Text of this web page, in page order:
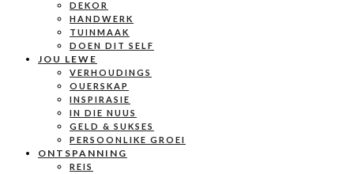
DEKOR
HANDWERK
TUINMAAK
DOEN DIT SELF
JOU LEWE
VERHOUDINGS
OUERSKAP
INSPIRASIE
IN DIE NUUS
GELD & SUKSES
PERSOONLIKE GROEI
ONTSPANNING
REIS